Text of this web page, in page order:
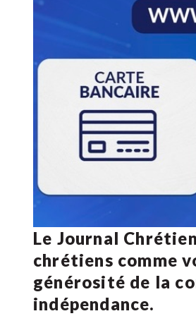
Le Journal
chrétiens comme
générosité de la
indépendance.